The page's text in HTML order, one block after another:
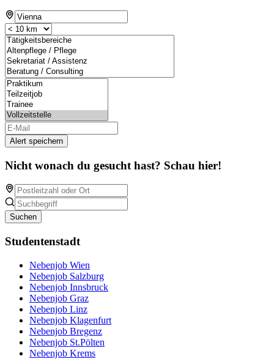
Alert speichern
Nicht wonach du gesucht hast? Schau hier!
Suchen
Studentenstadt
Nebenjob Wien
Nebenjob Salzburg
Nebenjob Innsbruck
Nebenjob Graz
Nebenjob Linz
Nebenjob Klagenfurt
Nebenjob Bregenz
Nebenjob St.Pölten
Nebenjob Krems